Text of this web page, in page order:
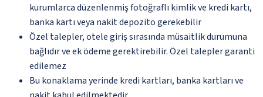
kurumlarca düzenlenmiş fotoğraflı kimlik ve kredi kartı,
banka kartı veya nakit depozito gerekebilir
Özel talepler, otele giriş sırasında müsaitlik durumuna
bağlıdır ve ek ödeme gerektirebilir. Özel talepler garanti
edilemez
Bu konaklama yerinde kredi kartları, banka kartları ve